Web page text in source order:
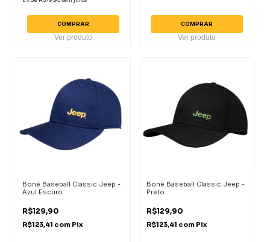
COMPRAR
Ver produto
COMPRAR
Ver produto
Boné Baseball Classic Jeep -
Azul Escuro
R$129,90
R$123,41 com Pix
Boné Baseball Classic Jeep -
Preto
R$129,90
R$123,41 com Pix